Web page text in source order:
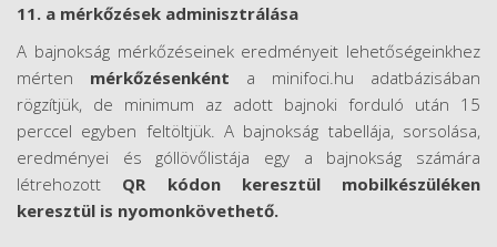
11. a mérkőzések adminisztrálása
A bajnokság mérkőzéseinek eredményeit lehetőségeinkhez
mérten mérkőzésenként a minifoci.hu adatbázisában
rögzítjük, de minimum az adott bajnoki forduló után 15
perccel egyben feltöltjük. A bajnokság tabellája, sorsolása,
eredményei és góllövőlistája egy a bajnokság számára
létrehozott QR kódon keresztül mobilkészüléken
keresztül is nyomonkövethető.